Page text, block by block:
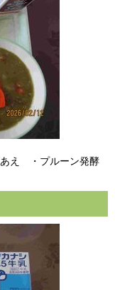
え ・プルーン発酵